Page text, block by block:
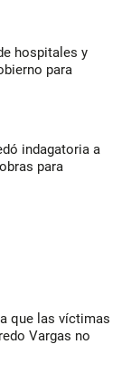
hospitales y
para
indagatoria a
para
que las víctimas
Vargas no